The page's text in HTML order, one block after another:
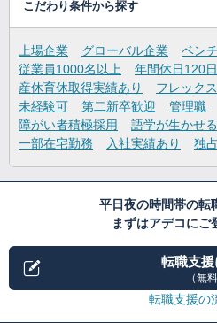
こだわり条件から探す
上場企業 グローバル企業 ベン
従業員1000名以上
年間休日120
産休育休取得実績あり
フレック
未経験可
第二新卒歓迎 管理職
障がい者積極採用
語学が生かせる
一部在宅勤務
入社実績あり 独
平日夜の時間帯の転
まずはアデコにご
転職支
（無料
転職支援の